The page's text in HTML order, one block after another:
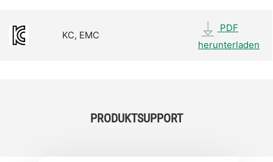
KC, EMC
PDF
herunterladen
PRODUKTSUPPORT